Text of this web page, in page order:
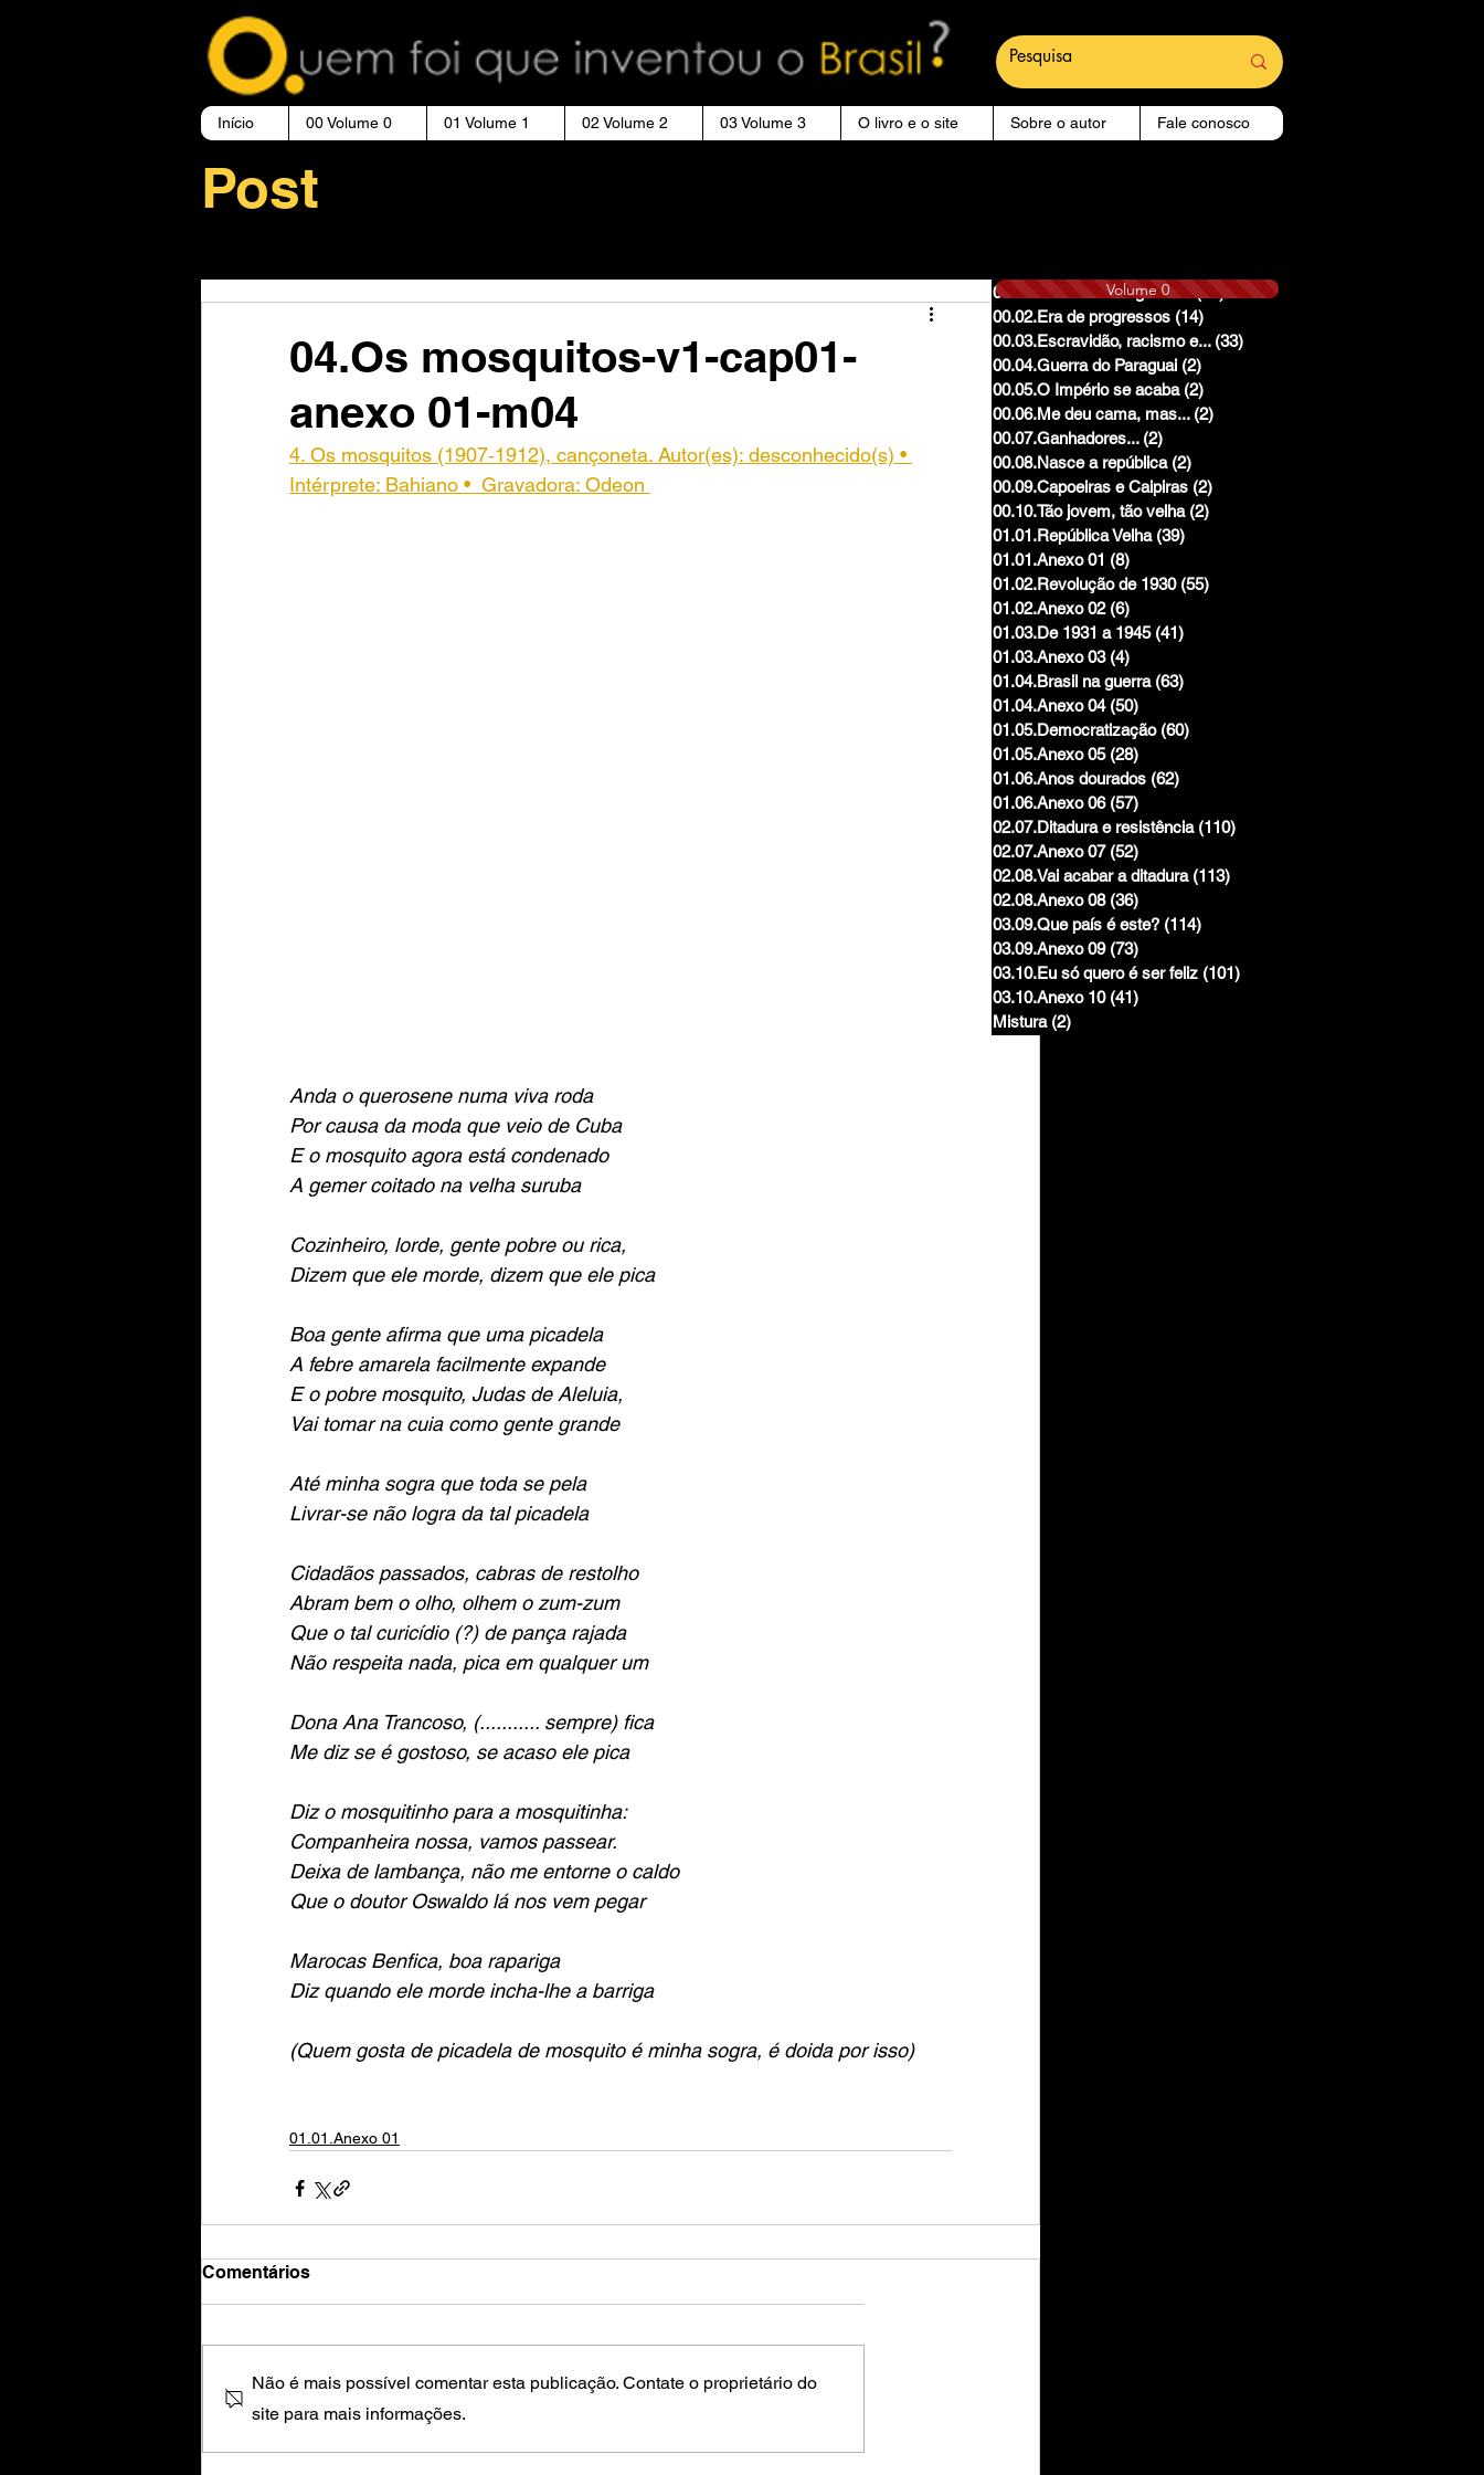
Início 00 Volume 0 01 Volume 1 02 Volume 2 03 Volume 3 O livro e o site Sobre o autor Fale conosco
Post
04.Os mosquitos-v1-cap01-
anexo 01-m04
4. Os mosquitos (1907‑1912), cançoneta. Autor(es): desconhecido(s) •
Intérprete: Bahiano •  Gravadora: Odeon
Anda o querosene numa viva roda
Por causa da moda que veio de Cuba
E o mosquito agora está condenado
A gemer coitado na velha suruba
Cozinheiro, lorde, gente pobre ou rica,
Dizem que ele morde, dizem que ele pica
Boa gente afirma que uma picadela
A febre amarela facilmente expande
E o pobre mosquito, Judas de Aleluia,
Vai tomar na cuia como gente grande
Até minha sogra que toda se pela
Livrar-se não logra da tal picadela
Cidadãos passados, cabras de restolho
Abram bem o olho, olhem o zum-zum
Que o tal curicídio (?) de pança rajada
Não respeita nada, pica em qualquer um
Dona Ana Trancoso, (........... sempre) fica
Me diz se é gostoso, se acaso ele pica
Diz o mosquitinho para a mosquitinha:
Companheira nossa, vamos passear.
Deixa de lambança, não me entorne o caldo
Que o doutor Oswaldo lá nos vem pegar
Marocas Benfica, boa rapariga
Diz quando ele morde incha-lhe a barriga
(Quem gosta de picadela de mosquito é minha sogra, é doida por isso)
01.01.Anexo 01
Comentários
Não é mais possível comentar esta publicação. Contate o proprietário do
site para mais informações.
00.01.Reinado e Regencias
14 posts
00.02.Era de progressos (14)
00.03.Escravidão, racismo e... (33)
00.04.Guerra do Paraguai (2)
00.05.O Império se acaba (2)
00.06.Me deu cama, mas... (2)
00.07.Ganhadores... (2)
00.08.Nasce a república (2)
00.09.Capoeiras e Caipiras (2)
00.10.Tão jovem, tão velha (2)
01.01.República Velha (39)
01.01.Anexo 01 (8)
01.02.Revolução de 1930 (55)
01.02.Anexo 02 (6)
01.03.De 1931 a 1945 (41)
01.03.Anexo 03 (4)
01.04.Brasil na guerra (63)
01.04.Anexo 04 (50)
01.05.Democratização (60)
01.05.Anexo 05 (28)
01.06.Anos dourados (62)
01.06.Anexo 06 (57)
02.07.Ditadura e resistência (110)
02.07.Anexo 07 (52)
02.08.Vai acabar a ditadura (113)
02.08.Anexo 08 (36)
03.09.Que país é este? (114)
03.09.Anexo 09 (73)
03.10.Eu só quero é ser feliz (101)
03.10.Anexo 10 (41)
Mistura (2)
Volume 0